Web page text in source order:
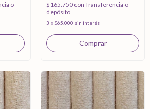
o
$165.750 con Transferencia o
depósito
3 x $65.000 sin interés